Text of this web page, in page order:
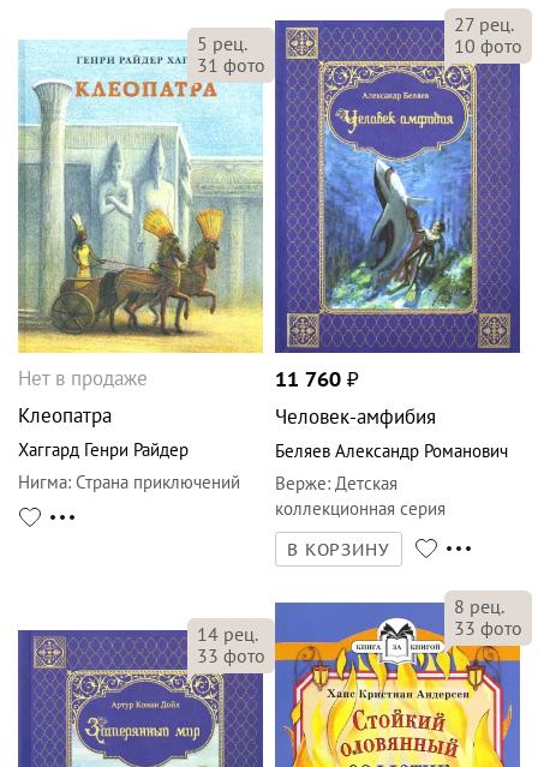
5 рец.
31 фото
Нет в продаже
Клеопатра
Хаггард Генри Райдер
Нигма: Страна приключений
27 рец.
10 фото
11 760 ₽
Человек-амфибия
Беляев Александр Романович
Верже: Детская
коллекционная серия
В КОРЗИНУ
14 рец.
33 фото
8 рец.
33 фото